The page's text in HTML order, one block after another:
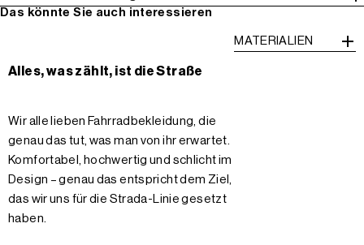
Das könnte Sie auch interessieren
Alles, was zählt, ist die Straße
Wir alle lieben Fahrradbekleidung, die
genau das tut, was man von ihr erwartet.
Komfortabel, hochwertig und schlicht im
Design – genau das entspricht dem Ziel,
das wir uns für die Strada-Linie gesetzt
haben.
MATERIALIEN